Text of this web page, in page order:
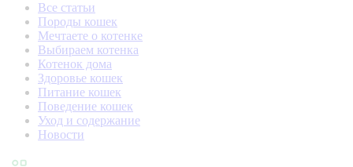
Все статьи
Породы кошек
Мечтаете о котенке
Выбираем котенка
Котенок дома
Здоровье кошек
Питание кошек
Поведение кошек
Уход и содержание
Новости